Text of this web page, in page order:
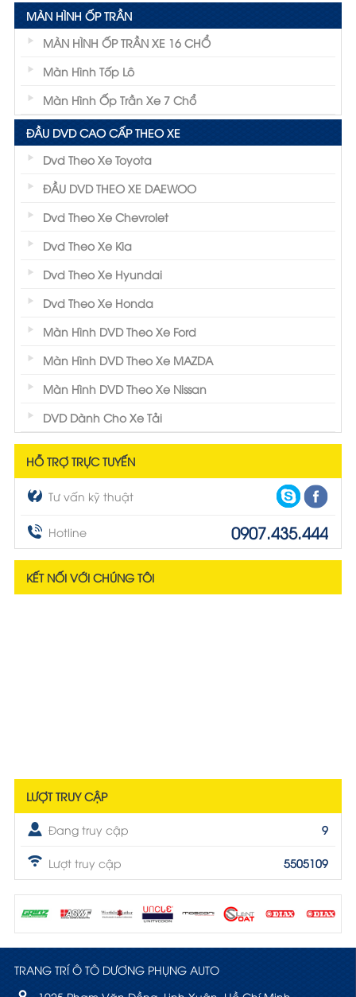
MÀN HÌNH ỐP TRẦN
MÀN HÌNH ỐP TRẦN XE 16 CHỔ
Màn Hình Tốp Lô
Màn Hình Ốp Trần Xe 7 Chổ
ĐẦU DVD CAO CẤP THEO XE
Dvd Theo Xe Toyota
ĐẦU DVD THEO XE DAEWOO
Dvd Theo Xe Chevrolet
Dvd Theo Xe Kia
Dvd Theo Xe Hyundai
Dvd Theo Xe Honda
Màn Hình DVD Theo Xe Ford
Màn Hình DVD Theo Xe MAZDA
Màn Hình DVD Theo Xe Nissan
DVD Dành Cho Xe Tải
HỖ TRỢ TRỰC TUYẾN
Tư vấn kỹ thuật
Hotline 0907.435.444
KẾT NỐI VỚI CHÚNG TÔI
LƯỢT TRUY CẬP
Đang truy cập 9
Lượt truy cập 5505109
TRANG TRÍ Ô TÔ DƯƠNG PHỤNG AUTO